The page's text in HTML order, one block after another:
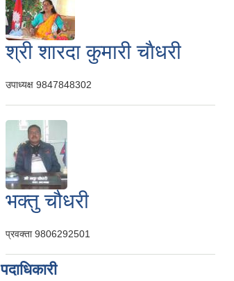
श्री शारदा कुमारी चाैधरी
उपाध्यक्ष 9847848302
भक्तु चौधरी
प्रवक्ता 9806292501
पदाधिकारी